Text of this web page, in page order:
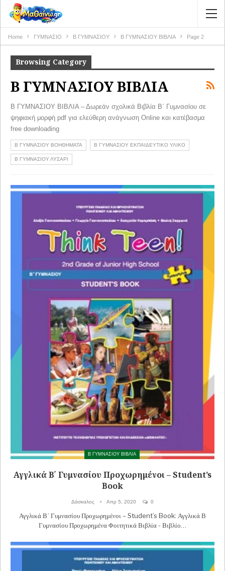
Home ΓΥΜΝΑΣΙΟ Β ΓΥΜΝΑΣΙΟΥ Β ΓΥΜΝΑΣΙΟΥ ΒΙΒΛΙΑ Page 2
Browsing Category
Β ΓΥΜΝΑΣΙΟΥ ΒΙΒΛΙΑ
Β ΓΥΜΝΑΣΙΟΥ ΒΙΒΛΙΑ – Δωρεάν σχολικά Βιβλία Β΄ Γυμνασίου σε
ψηφιακή μορφή pdf για ελεύθερη ανάγνωση Online και κατέβασμα
free downloading
Β ΓΥΜΝΑΣΙΟΥ ΒΟΗΘΗΜΑΤΑ Β ΓΥΜΝΑΣΙΟΥ ΕΚΠΑΙΔΕΥΤΙΚΟ ΥΛΙΚΟ
Β ΓΥΜΝΑΣΙΟΥ ΛΥΣΑΡΙ
Β ΓΥΜΝΑΣΙΟΥ ΒΙΒΛΙΑ
Αγγλικά Β΄ Γυμνασίου Προχωρημένοι – Student’s
Book
Δάσκαλος Απρ 5, 2020 0
Αγγλικά Β΄ Γυμνασίου Προχωρημένοι – Student’s Book: Αγγλικά Β
Γυμνασίου Προχωρημένα Φοιτητικά Βιβλία - Βιβλίο…